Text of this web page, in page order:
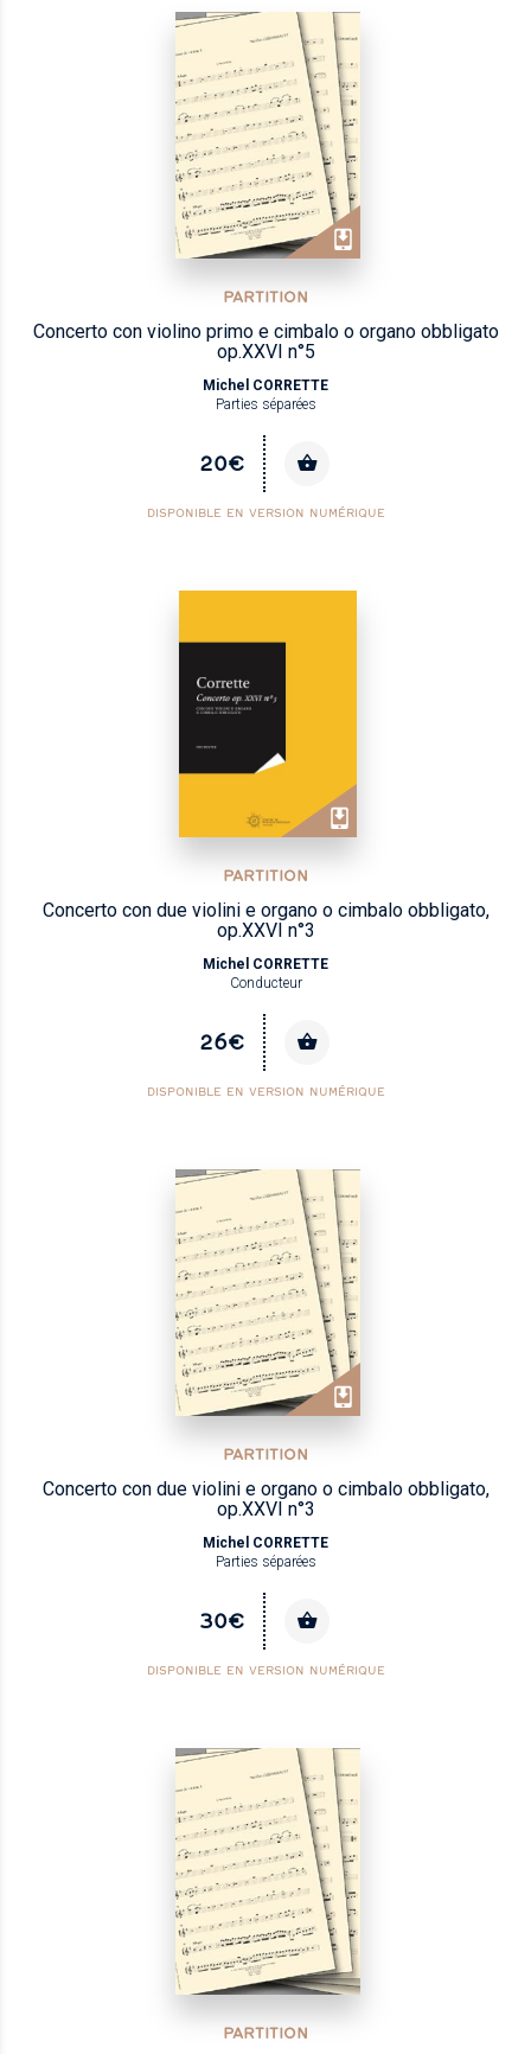
PARTITION
Concerto con violino primo e cimbalo o organo obbligato
op.XXVI n°5
Michel CORRETTE
Parties séparées
20€
DISPONIBLE EN VERSION NUMÉRIQUE
PARTITION
Concerto con due violini e organo o cimbalo obbligato,
op.XXVI n°3
Michel CORRETTE
Conducteur
26€
DISPONIBLE EN VERSION NUMÉRIQUE
PARTITION
Concerto con due violini e organo o cimbalo obbligato,
op.XXVI n°3
Michel CORRETTE
Parties séparées
30€
DISPONIBLE EN VERSION NUMÉRIQUE
PARTITION